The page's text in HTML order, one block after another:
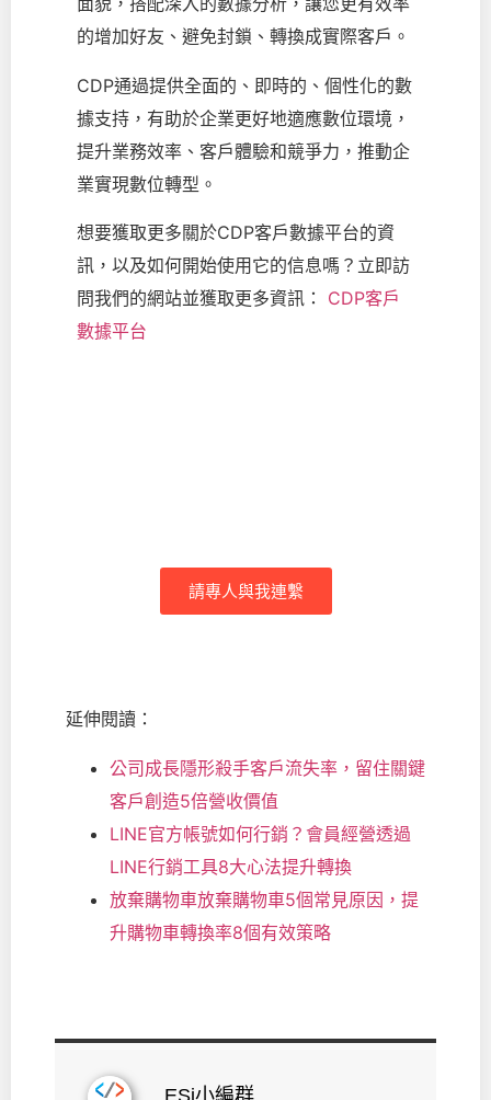
的增加好友、避免封鎖、轉換成實際客戶。
CDP通過提供全面的、即時的、個性化的數
據支持，有助於企業更好地適應數位環境，
提升業務效率、客戶體驗和競爭力，推動企
業實現數位轉型。
想要獲取更多關於CDP客戶數據平台的資
訊，以及如何開始使用它的信息嗎？立即訪
問我們的網站並獲取更多資訊：
CDP客戶
數據平台
請專人與我連繫
延伸閱讀：
公司成長隱形殺手客戶流失率，留住關鍵
客戶創造5倍營收價值
LINE官方帳號如何行銷？會員經營透過
LINE行銷工具8大心法提升轉換
放棄購物車放棄購物車5個常見原因，提
升購物車轉換率8個有效策略
ESi小編群